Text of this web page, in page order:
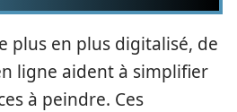
plus en plus digitalisé, de
ligne aident à simplifier
à peindre. Ces